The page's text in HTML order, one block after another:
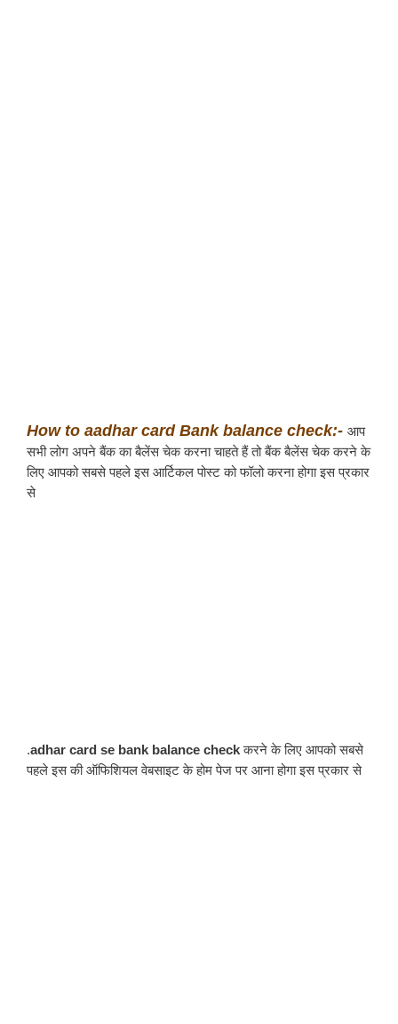
How to aadhar card Bank balance check:- आप
सभी लोग अपने बैंक का बैलेंस चेक करना चाहते हैं तो बैंक बैलेंस चेक करने के
लिए आपको सबसे पहले इस आर्टिकल पोस्ट को फॉलो करना होगा इस प्रकार
से
.adhar card se bank balance check करने के लिए आपको सबसे
पहले इस की ऑफिशियल वेबसाइट के होम पेज पर आना होगा इस प्रकार से